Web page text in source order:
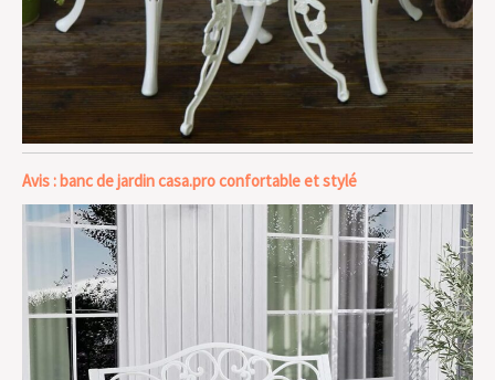
Avis : banc de jardin casa.pro confortable et stylé